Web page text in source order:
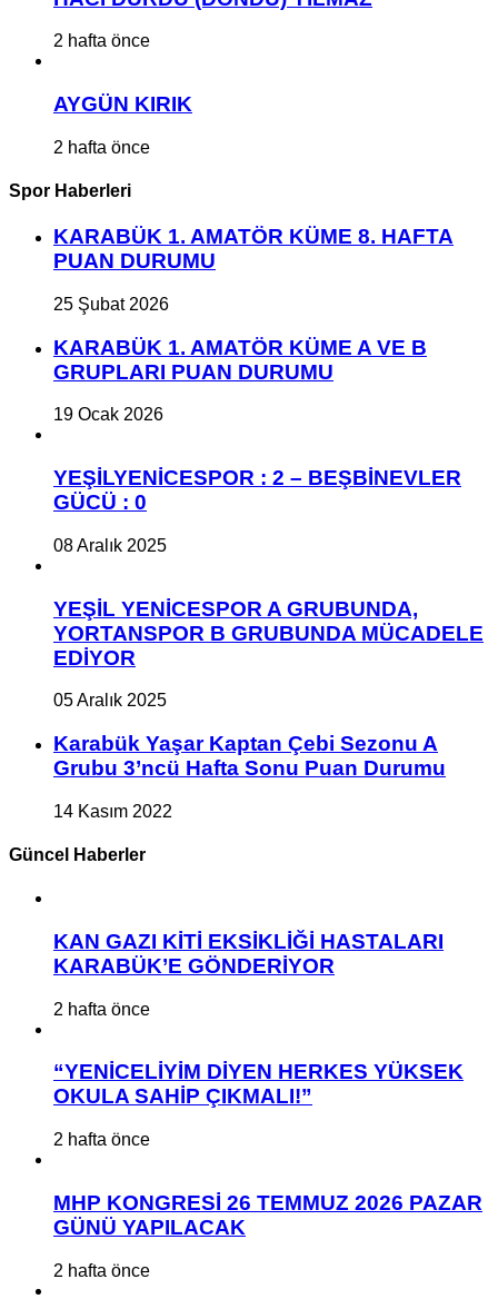
2 hafta önce
AYGÜN KIRIK
2 hafta önce
Spor Haberleri
KARABÜK 1. AMATÖR KÜME 8. HAFTA
PUAN DURUMU
25 Şubat 2026
KARABÜK 1. AMATÖR KÜME A VE B
GRUPLARI PUAN DURUMU
19 Ocak 2026
YEŞİLYENİCESPOR : 2 – BEŞBİNEVLER
GÜCÜ : 0
08 Aralık 2025
YEŞİL YENİCESPOR A GRUBUNDA,
YORTANSPOR B GRUBUNDA MÜCADELE
EDİYOR
05 Aralık 2025
Karabük Yaşar Kaptan Çebi Sezonu A
Grubu 3’ncü Hafta Sonu Puan Durumu
14 Kasım 2022
Güncel Haberler
KAN GAZI KİTİ EKSİKLİĞİ HASTALARI
KARABÜK’E GÖNDERİYOR
2 hafta önce
“YENİCELİYİM DİYEN HERKES YÜKSEK
OKULA SAHİP ÇIKMALI!”
2 hafta önce
MHP KONGRESİ 26 TEMMUZ 2026 PAZAR
GÜNÜ YAPILACAK
2 hafta önce